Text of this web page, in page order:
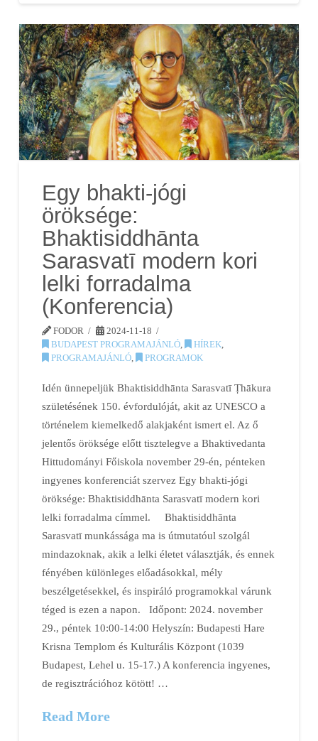
Egy bhakti-jógi
öröksége:
Bhaktisiddhānta
Sarasvatī modern kori
lelki forradalma
(Konferencia)
FODOR
2024-11-18
BUDAPEST PROGRAMAJÁNLÓ, HÍREK,
PROGRAMAJÁNLÓ, PROGRAMOK
Idén ünnepeljük Bhaktisiddhānta Sarasvatī Ṭhākura
születésének 150. évfordulóját, akit az UNESCO a
történelem kiemelkedő alakjaként ismert el. Az ő
jelentős öröksége előtt tisztelegve a Bhaktivedanta
Hittudományi Főiskola november 29-én, pénteken
ingyenes konferenciát szervez Egy bhakti-jógi
öröksége: Bhaktisiddhānta Sarasvatī modern kori
lelki forradalma címmel. Bhaktisiddhānta
Sarasvatī munkássága ma is útmutatóul szolgál
mindazoknak, akik a lelki életet választják, és ennek
fényében különleges előadásokkal, mély
beszélgetésekkel, és inspiráló programokkal várunk
téged is ezen a napon. Időpont: 2024. november
29., péntek 10:00-14:00 Helyszín: Budapesti Hare
Krisna Templom és Kulturális Központ (1039
Budapest, Lehel u. 15-17.) A konferencia ingyenes,
de regisztrációhoz kötött! …
Read More